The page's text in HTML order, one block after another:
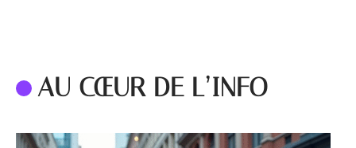
AU CŒUR DE L’INFO